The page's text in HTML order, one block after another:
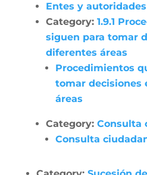
Entes y
Category: 1.9.1
siguen para tomar
diferentes áreas
Procedimientos
tomar decisiones
áreas
Category: Consulta
Consulta